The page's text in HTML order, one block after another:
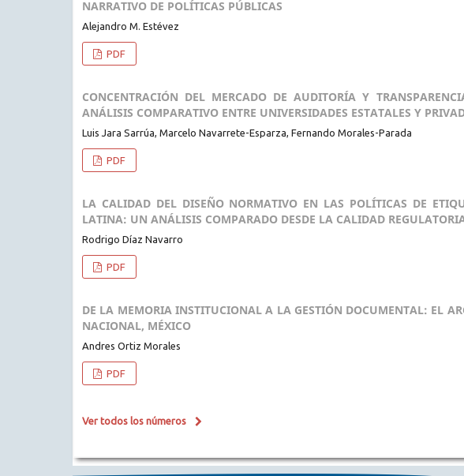
NARRATIVO DE POLÍTICAS PÚBLICAS
Alejandro M. Estévez
PDF
CONCENTRACIÓN DEL MERCADO DE AUDITORÍA Y
ANÁLISIS COMPARATIVO ENTRE UNIVERSIDADES ESTATALES Y
Luis Jara Sarrúa, Marcelo Navarrete-Esparza, Fernando Morales-Parada
PDF
LA CALIDAD DEL DISEÑO NORMATIVO EN LAS POLÍTICAS DE
LATINA: UN ANÁLISIS COMPARADO DESDE LA CALIDAD
Rodrigo Díaz Navarro
PDF
DE LA MEMORIA INSTITUCIONAL A LA GESTIÓN DOCUMENTAL: EL
NACIONAL, MÉXICO
Andres Ortiz Morales
PDF
Ver todos los números